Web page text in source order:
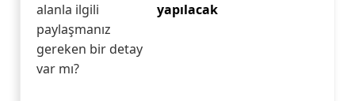
alanla ilgili
paylaşmanız
gereken bir detay
var mı?
yapılacak